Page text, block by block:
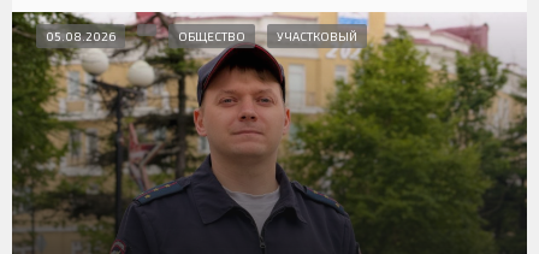
05.08.2026 ОБЩЕСТВО УЧАСТКОВЫЙ